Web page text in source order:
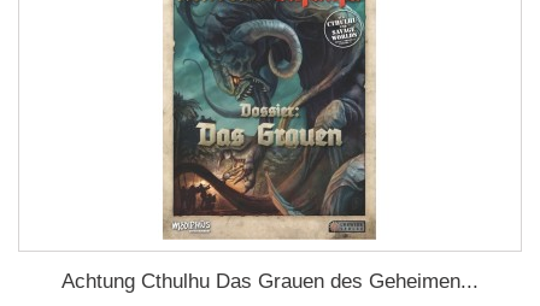
Achtung Cthulhu Das Grauen des Geheimen...